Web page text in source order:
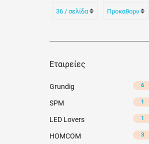
Δεν έχετε
Εταιρείες
Grundig 6
SPM 1
LED Lovers 1
HOMCOM 3